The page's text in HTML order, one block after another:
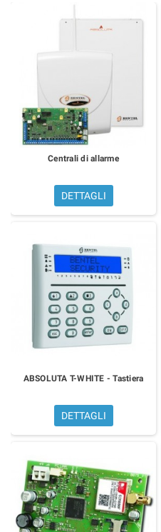
Centrali di allarme
DETTAGLI
ABSOLUTA T-WHITE - Tastiera
DETTAGLI